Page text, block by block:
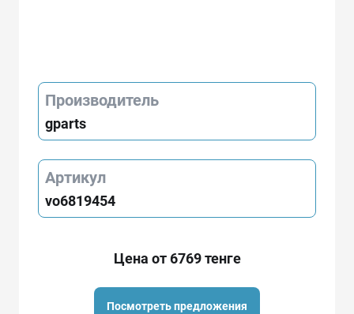
Производитель
gparts
Артикул
vo6819454
Цена от 6769 тенге
Посмотреть предложения